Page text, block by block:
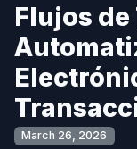
Flujos
March 26, 2026